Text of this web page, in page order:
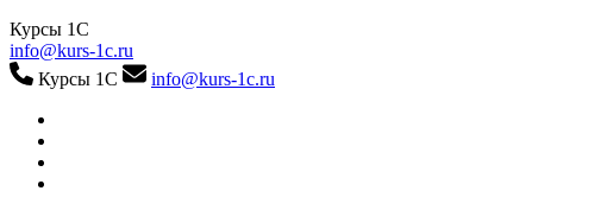
Курсы 1С
info@kurs-1c.ru
Курсы 1С
info@kurs-1c.ru